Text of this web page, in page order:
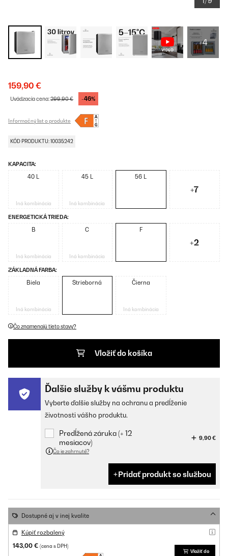
+4
159,90 €
Uvádzacia cena:299,90 € -46%
Informačný list o produkte
KÓD PRODUKTU: 10035242
KAPACITA:
40 L
Iná kombinácia
45 L
Iná kombinácia
56 L
+7
ENERGETICKÁ TRIEDA:
B
Iná kombinácia
C
Iná kombinácia
F
+2
ZÁKLADNÁ FARBA:
Biela
Iná kombinácia
Strieborná Čierna
Iná kombinácia
Čo znamenajú tieto stavy?
Vložiť do košíka
Ďalšie služby k vášmu produktu
Vyberte ďalšie služby na ochranu a predĺženie
životnosti vášho produktu.
Predĺžená záruka (+ 12
mesiacov)
9,90 €
Čo je zahrnuté?
Pridať produkt so službou
Dostupné aj v inej kvalite
Kúpiť rozbalený
143,00 € (cena s DPH)
Vložiť do